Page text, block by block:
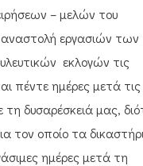
– μελών του
αναστολή εργασιών των
εκλογών τις
πέντε ημέρες μετά τις
δυσαρέσκειά μας,
τον οποίο τα
ημέρες μετά τη